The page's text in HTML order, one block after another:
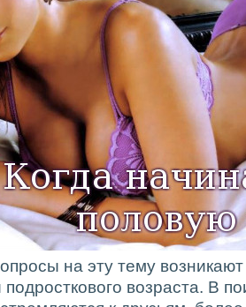
на эту тему
возраста. В